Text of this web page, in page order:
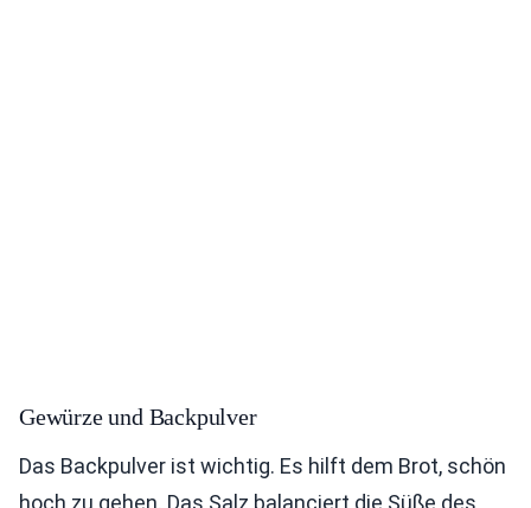
Gewürze und Backpulver
Das Backpulver ist wichtig. Es hilft dem Brot, schön